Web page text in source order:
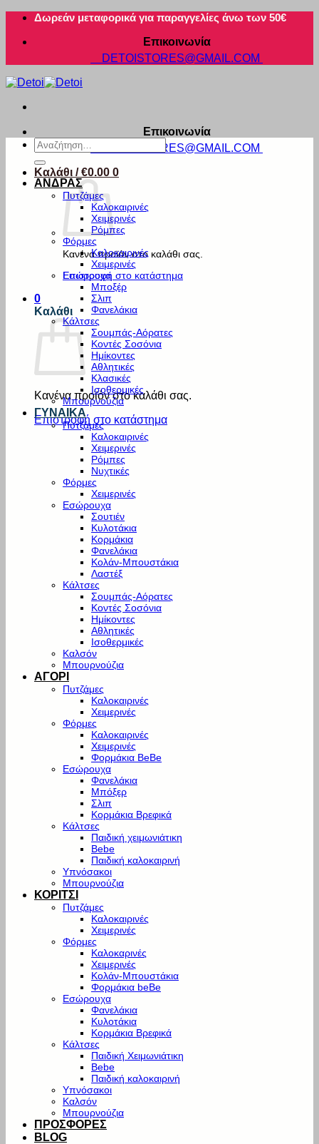
Μετάβαση
περιεχόμενο
Δωρεάν μεταφορικά για παραγγελίες άνω των 50€
Επικοινωνία
DETOISTORES@GMAIL.COM
Επικοινωνία
DETOISTORES@GMAIL.COM
Καλάθι /€0.00 0
Κανένα προϊόν στο καλάθι σας.
Επιστροφή στο κατάστημα
0
Καλάθι
Κανένα προϊόν στο καλάθι σας.
Επιστροφή στο κατάστημα
Αναζήτηση
για:
ΑΝΔΡΑΣ
Πυτζάμες
Καλοκαιρινές
Χειμερινές
Ρόμπες
Φόρμες
Καλοκαιρινές
Χειμερινές
Εσώρουχα
Μποξέρ
Σλιπ
Φανελάκια
Κάλτσες
Σουμπάς-Αόρατες
Κοντές Σοσόνια
Ημίκοντες
Αθλητικές
Κλασικές
Ισοθερμικές
Μπουρνούζια
ΓΥΝΑΙΚΑ
Πυτζάμες
Καλοκαιρινές
Χειμερινές
Ρόμπες
Νυχτικές
Φόρμες
Χειμερινές
Εσώρουχα
Σουτιέν
Κυλοτάκια
Κορμάκια
Φανελάκια
Κολάν-Μπουστάκια
Λαστέξ
Κάλτσες
Σουμπάς-Αόρατες
Κοντές Σοσόνια
Ημίκοντες
Αθλητικές
Ισοθερμικές
Καλσόν
Μπουρνούζια
ΑΓΟΡΙ
Πυτζάμες
Καλοκαιρινές
Χειμερινές
Φόρμες
Καλοκαιρινές
Χειμερινές
Φορμάκια BeBe
Εσώρουχα
Φανελάκια
Μπόξερ
Σλιπ
Κορμάκια Βρεφικά
Κάλτσες
Παιδική χειμωνιάτικη
Bebe
Παιδική καλοκαιρινή
Υπνόσακοι
Μπουρνούζια
ΚΟΡΙΤΣΙ
Πυτζάμες
Καλοκαιρινές
Χειμερινές
Φόρμες
Καλοκαρινές
Χειμερινές
Κολάν-Μπουστάκια
Φορμάκια beBe
Εσώρουχα
Φανελάκια
Κυλοτάκια
Κορμάκια Βρεφικά
Κάλτσες
Παιδική Χειμωνιάτικη
Bebe
Παιδική καλοκαιρινή
Υπνόσακοι
Καλσόν
Μπουρνούζια
ΠΡΟΣΦΟΡΕΣ
BLOG